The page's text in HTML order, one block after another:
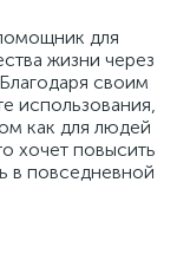
для
жизни через
своим
использования,
как для людей
хочет повысить
в повседневной